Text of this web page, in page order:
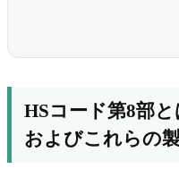
HSコード第8部
およびこれらの